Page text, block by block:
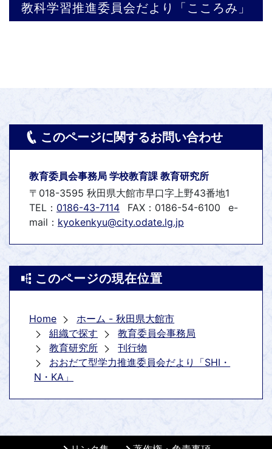
教科学習推進委員会だより「こころみ」
このページに関するお問い合わせ
教育委員会事務局 学校教育課 教育研究所
〒018-3595 秋田県大館市早口字上野43番地1
TEL： 0186-43-7114 FAX：0186-54-6100
e-
mail： kyokenkyu@city.odate.lg.jp
このページの現在位置
Home
ホーム - 秋田県大館市
組織で探す
教育委員会事務局
教育研究所
刊行物
おおだて型学力推進委員会だより「SHI・
N・KA」